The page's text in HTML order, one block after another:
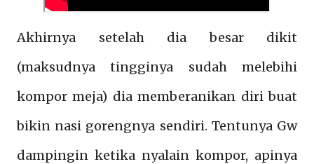
Akhirnya setelah dia besar dikit
(maksudnya tingginya sudah melebihi
kompor meja) dia memberanikan diri buat
bikin nasi gorengnya sendiri. Tentunya Gw
dampingin ketika nyalain kompor, apinya